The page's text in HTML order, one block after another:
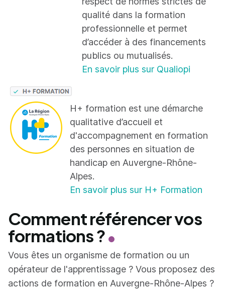
qualité dans la formation
professionnelle et permet
d’accéder à des financements
publics ou mutualisés.
En savoir plus sur Qualiopi
H+ formation est une démarche
qualitative d’accueil et
d'accompagnement en formation
des personnes en situation de
handicap en Auvergne-Rhône-
Alpes.
En savoir plus sur H+ Formation
Comment référencer vos
formations ?
Vous êtes un organisme de formation ou un
opérateur de l'apprentissage ? Vous proposez des
actions de formation en Auvergne-Rhône-Alpes ?